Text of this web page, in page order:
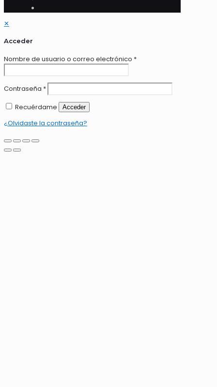
✕
Acceder
Nombre de usuario o correo electrónico *
Contraseña *
Recuérdame
Acceder
¿Olvidaste la contraseña?